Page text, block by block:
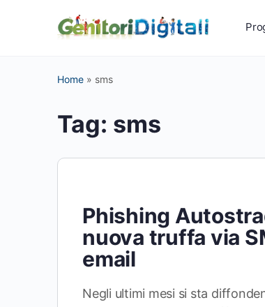
Home » sms
Tag: sms
Phishing
nuova truffa via
email
Negli ultimi mesi si sta